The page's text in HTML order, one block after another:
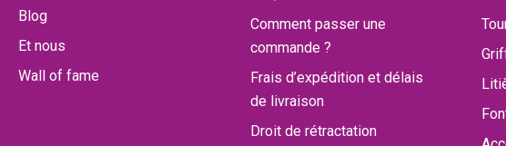
Petrebels
Blog
Et nous
Wall of fame
Comment passer une
commande ?
Frais d’expédition et délais
de livraison
Droit de rétractation